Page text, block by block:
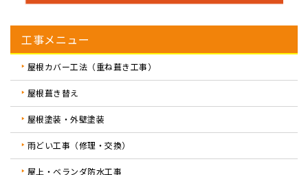
工事メニュー
屋根カバー工法（重ね葺き工事）
屋根葺き替え
屋根塗装・外壁塗装
雨どい工事（修理・交換）
屋上・ベランダ防水工事